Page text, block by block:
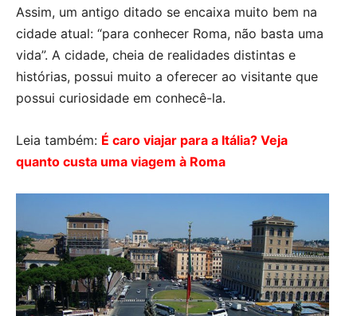
Assim, um antigo ditado se encaixa muito bem na
cidade atual: “para conhecer Roma, não basta uma
vida”. A cidade, cheia de realidades distintas e
histórias, possui muito a oferecer ao visitante que
possui curiosidade em conhecê-la.
Leia também: É caro viajar para a Itália? Veja
quanto custa uma viagem à Roma